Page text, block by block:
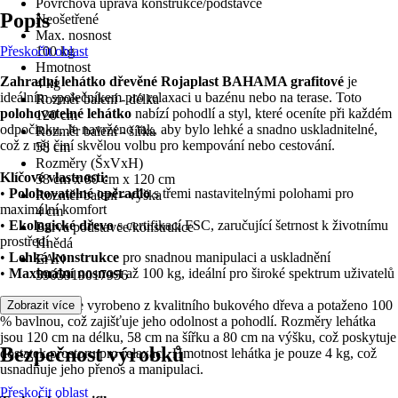
Povrchová úprava konstrukce/podstavce
Neošetřené
Max. nosnost
100 kg
Hmotnost
4 kg
Rozměr balení - délka
120 cm
Rozměr balení - šířka
58 cm
Rozměry (ŠxVxH)
58 cm x 80 cm x 120 cm
Rozměr balení - výška
4 cm
Barva podstavce/konstrukce
Hnědá
EAN
5905919017956
Popis
Přeskočit oblast
Zahradní lehátko dřevěné Rojaplast BAHAMA grafitové je
ideálním společníkem pro relaxaci u bazénu nebo na terase. Toto
polohovatelné lehátko nabízí pohodlí a styl, které oceníte při každém
odpočinku. Je navrženo tak, aby bylo lehké a snadno uskladnitelné,
což z něj činí skvělou volbu pro kempování nebo cestování.
Klíčové vlastnosti:
• Polohovatelné opěradlos třemi nastavitelnými polohami pro
maximální komfort
• Ekologické dřevos certifikací FSC, zaručující šetrnost k životnímu
prostředí
• Lehká konstrukce pro snadnou manipulaci a uskladnění
• Maximální nosnostaž 100 kg, ideální pro široké spektrum uživatelů
Toto lehátko je vyrobeno z kvalitního bukového dřeva a potaženo 100
% bavlnou, což zajišťuje jeho odolnost a pohodlí. Rozměry lehátka
jsou 120 cm na délku, 58 cm na šířku a 80 cm na výšku, což poskytuje
dostatek prostoru pro relaxaci. Hmotnost lehátka je pouze 4 kg, což
usnadňuje jeho přenos a manipulaci.
Zobrazit více
Bezpečnost výrobků
Přeskočit oblast